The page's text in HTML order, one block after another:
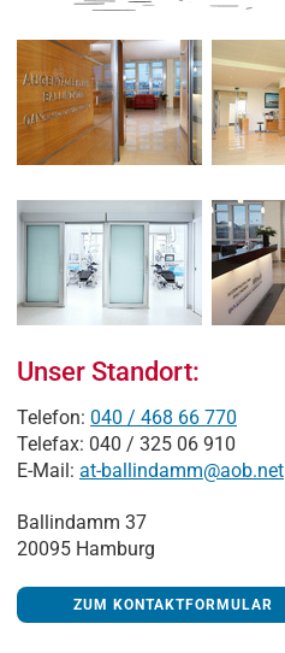
Unser Standort:
Telefon: 040 / 468 66 770
Telefax: 040 / 325 06 910
E-Mail: at-ballindamm@aob.net
Ballindamm 37
20095 Hamburg
ZUM KONTAKTFORMULAR